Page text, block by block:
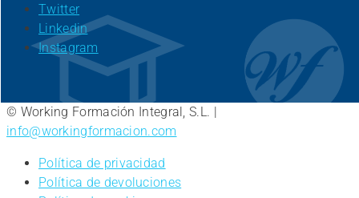
Twitter
Linkedin
Instagram
© Working Formación Integral, S.L. |
info@workingformacion.com
Política de privacidad
Política de devoluciones